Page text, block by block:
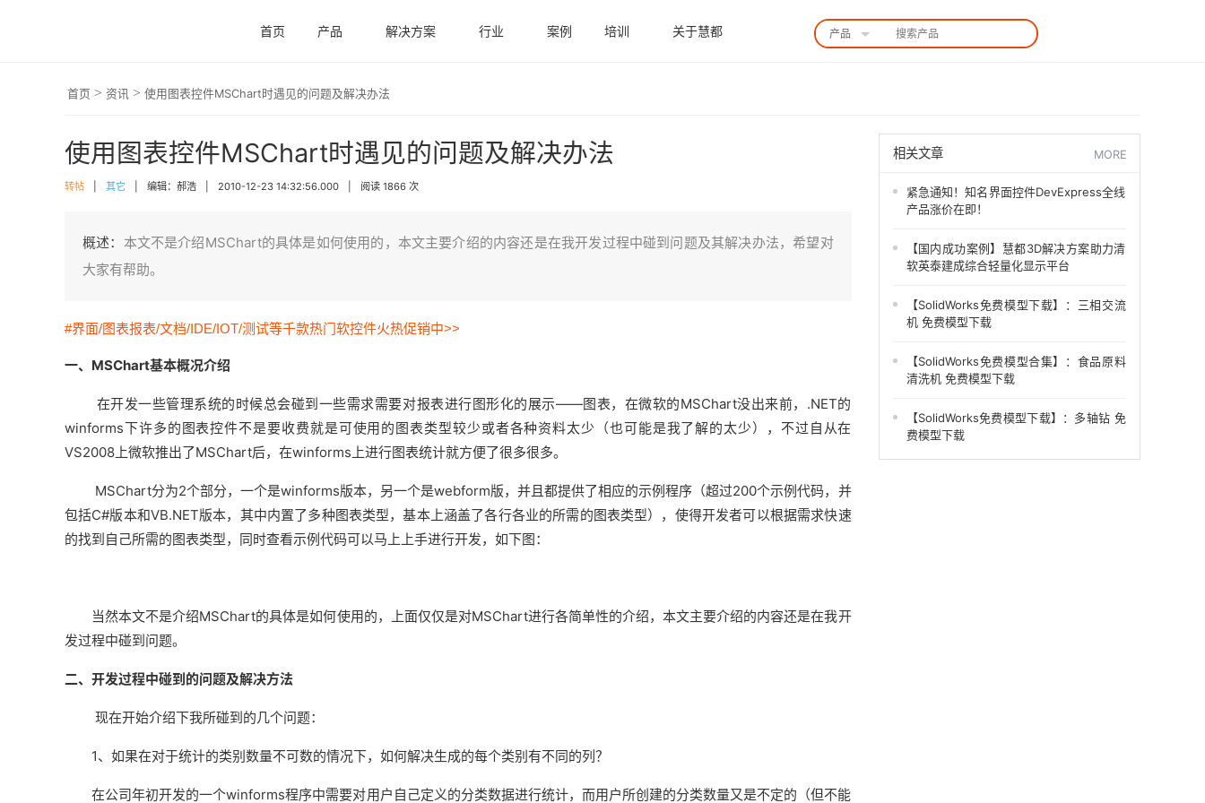
首页 产品 解决方案 行业 案例 培训 关于慧都 产品
首页 > 资讯 > 使用图表控件MSChart时遇见的问题及解决办法
使用图表控件MSChart时遇见的问题及解决办法
转帖 其它 编辑：郝浩 2010-12-23 14:32:56.000 阅读 1866 次
概述： 本文不是介绍MSChart的具体是如何使用的，本文主要介绍的内容还是在我开发过程中碰到问题及其解决办法，希望对
大家有帮助。
#界面/图表报表/文档/IDE/IOT/测试等千款热门软控件火热促销中>>
一、MSChart基本概况介绍
在开发一些管理系统的时候总会碰到一些需求需要对报表进行图形化的展示——图表，在微软的MSChart没出来前，.NET的
winforms下许多的图表控件不是要收费就是可使用的图表类型较少或者各种资料太少（也可能是我了解的太少），不过自从在
VS2008上微软推出了MSChart后，在winforms上进行图表统计就方便了很多很多。
MSChart分为2个部分，一个是winforms版本，另一个是webform版，并且都提供了相应的示例程序（超过200个示例代码，并
包括C#版本和VB.NET版本，其中内置了多种图表类型，基本上涵盖了各行各业的所需的图表类型），使得开发者可以根据需求快速
的找到自己所需的图表类型，同时查看示例代码可以马上上手进行开发，如下图：
当然本文不是介绍MSChart的具体是如何使用的，上面仅仅是对MSChart进行各简单性的介绍，本文主要介绍的内容还是在我开
发过程中碰到问题。
二、开发过程中碰到的问题及解决方法
现在开始介绍下我所碰到的几个问题：
1、如果在对于统计的类别数量不可数的情况下，如何解决生成的每个类别有不同的列？
在公司年初开发的一个winforms程序中需要对用户自己定义的分类数据进行统计，而用户所创建的分类数量又是不定的（但不能
相关文章 MORE
紧急通知！知名界面控件DevExpress全线
产品涨价在即！
【国内成功案例】慧都3D解决方案助力清
软英泰建成综合轻量化显示平台
【SolidWorks免费模型下载】：三相交流
机 免费模型下载
【SolidWorks免费模型合集】：食品原料
清洗机 免费模型下载
【SolidWorks免费模型下载】：多轴钻 免
费模型下载